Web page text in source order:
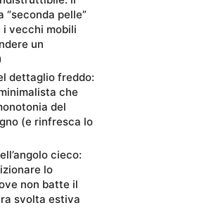
“seconda pelle”
i vecchi mobili
un
dettaglio freddo:
che
del
(e rinfresca lo
cieco:
lo
non batte il
svolta estiva